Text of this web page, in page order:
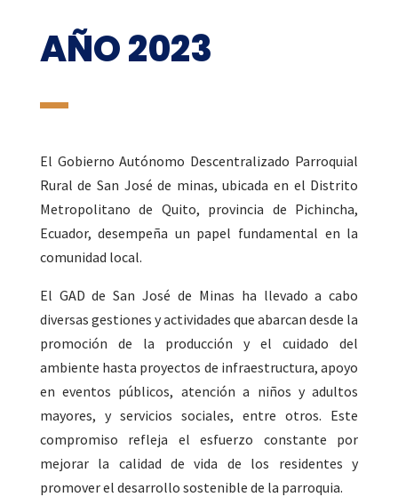
AÑO 2023
El Gobierno Autónomo Descentralizado Parroquial
Rural de San José de minas, ubicada en el Distrito
Metropolitano de Quito, provincia de Pichincha,
Ecuador, desempeña un papel fundamental en la
comunidad local.
El GAD de San José de Minas ha llevado a cabo
diversas gestiones y actividades que abarcan desde la
promoción de la producción y el cuidado del
ambiente hasta proyectos de infraestructura, apoyo
en eventos públicos, atención a niños y adultos
mayores, y servicios sociales, entre otros. Este
compromiso refleja el esfuerzo constante por
mejorar la calidad de vida de los residentes y
promover el desarrollo sostenible de la parroquia.